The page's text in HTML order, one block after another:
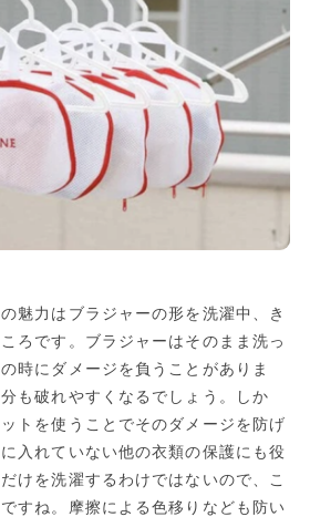
魅力はブラジャーの形を洗濯中、き
ろです。ブラジャーはそのまま洗っ
時にダメージを負うことがありま
も破れやすくなるでしょう。しか
トを使うことでそのダメージを防げ
入れていない他の衣類の保護にも役
けを洗濯するわけではないので、こ
すね。摩擦による色移りなども防い